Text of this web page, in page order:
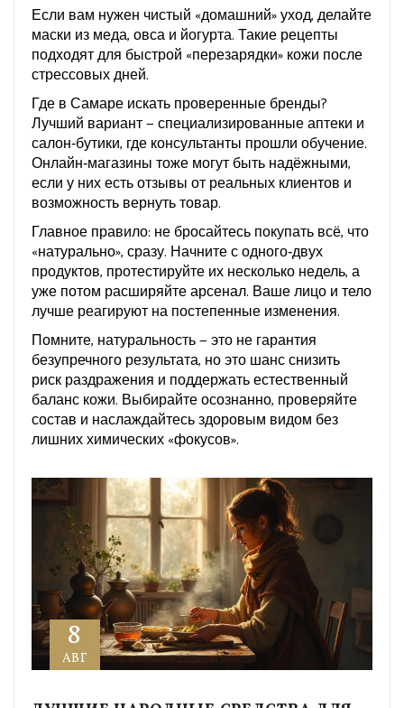
Если вам нужен чистый «домашний» уход, делайте
маски из меда, овса и йогурта. Такие рецепты
подходят для быстрой «перезарядки» кожи после
стрессовых дней.
Где в Самаре искать проверенные бренды?
Лучший вариант — специализированные аптеки и
салон‑бутики, где консультанты прошли обучение.
Онлайн‑магазины тоже могут быть надёжными,
если у них есть отзывы от реальных клиентов и
возможность вернуть товар.
Главное правило: не бросайтесь покупать всё, что
«натурально», сразу. Начните с одного‑двух
продуктов, протестируйте их несколько недель, а
уже потом расширяйте арсенал. Ваше лицо и тело
лучше реагируют на постепенные изменения.
Помните, натуральность — это не гарантия
безупречного результата, но это шанс снизить
риск раздражения и поддержать естественный
баланс кожи. Выбирайте осознанно, проверяйте
состав и наслаждайтесь здоровым видом без
лишних химических «фокусов».
8
АВГ